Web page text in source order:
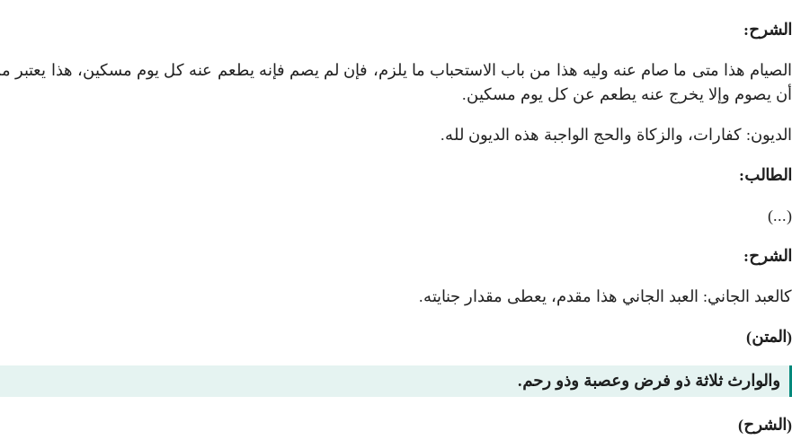
الشرح:
الصيام هذا متى ما صام عنه وليه هذا من باب الاستحباب ما يلزم، فإن لم يصم فإنه يطعم عنه كل يوم مسكين، هذا يعتبر
أن يصوم وإلا يخرج عنه يطعم عن كل يوم مسكين.
الديون: كفارات، والزكاة والحج الواجبة هذه الديون لله.
الطالب:
(...)
الشرح:
كالعبد الجاني: العبد الجاني هذا مقدم، يعطى مقدار جنايته.
(المتن)
والوارث ثلاثة ذو فرض وعصبة وذو رحم.
(الشرح)